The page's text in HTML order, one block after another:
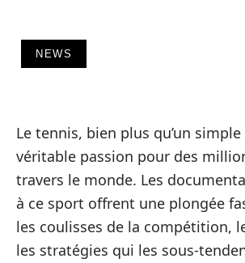
NEWS
Le tennis, bien plus qu’un
véritable passion pour des
travers le monde. Les
à ce sport offrent une plongée
les coulisses de la compétition,
les stratégies qui les sous-